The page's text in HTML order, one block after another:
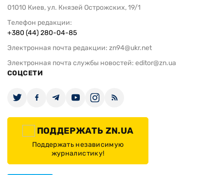
01010 Киев, ул. Князей Острожских, 19/1
Телефон редакции:
+380 (44) 280-04-85
Электронная почта редакции: zn94@ukr.net
Электронная почта службы новостей: editor@zn.ua
СОЦСЕТИ
ПОДДЕРЖАТЬ ZN.UA
Поддержать независимую
журналистику!